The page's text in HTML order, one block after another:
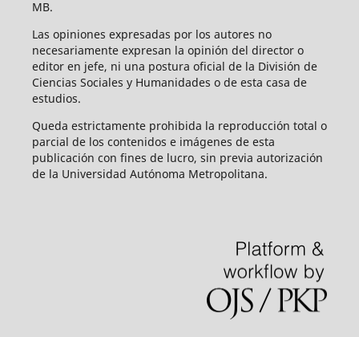
MB.
Las opiniones expresadas por los autores no
necesariamente expresan la opinión del director o
editor en jefe, ni una postura oficial de la División de
Ciencias Sociales y Humanidades o de esta casa de
estudios.
Queda estrictamente prohibida la reproducción total o
parcial de los contenidos e imágenes de esta
publicación con fines de lucro, sin previa autorización
de la Universidad Autónoma Metropolitana.